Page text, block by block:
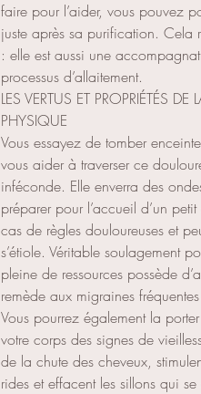
faire pour l’aider, vous pouvez
juste après sa purification. Cela
: elle est aussi une
processus d’allaitement.
LES VERTUS ET PROPRIÉTÉS DE
PHYSIQUE
Vous essayez de tomber
vous aider à traverser ce
inféconde. Elle enverra des
préparer pour l’accueil d’un
cas de règles douloureuses et
s’étiole. Véritable soulagement
pleine de ressources possède
remède aux migraines
Vous pourrez également la
votre corps des signes de
de la chute des cheveux,
rides et effacent les sillons qui